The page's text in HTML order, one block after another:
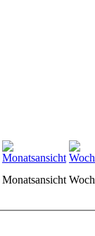
Monatsansicht